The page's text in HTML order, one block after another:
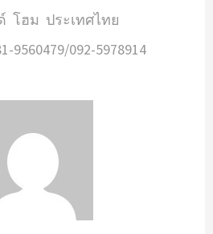
โฮม ประเทศไทย
9560479/092-5978914